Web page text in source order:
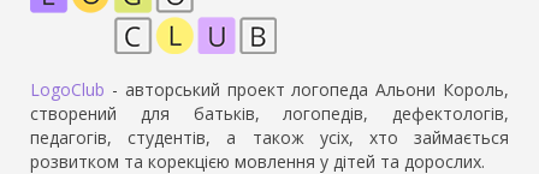
LogoClub - авторський проект логопеда Альони Король,
створений для батьків, логопедів, дефектологів,
педагогів, студентів, а також усіх, хто займається
розвитком та корекцією мовлення у дітей та дорослих.